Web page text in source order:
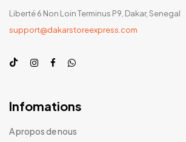
Liberté 6 Non Loin Terminus P9, Dakar, Senegal
support@dakarstoreexpress.com
Infomations
A propos de nous